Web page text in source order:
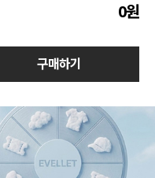
0원
구매하기